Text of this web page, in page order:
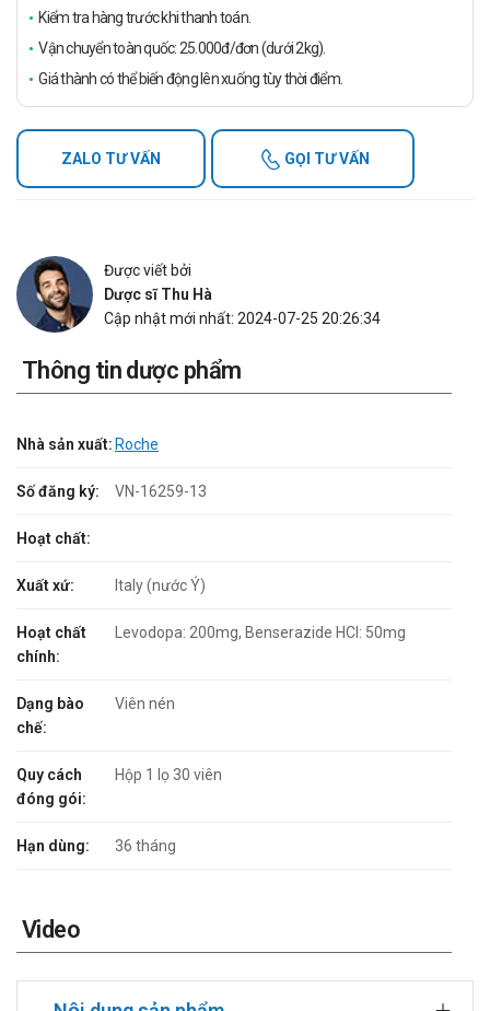
Kiểm tra hàng trước khi thanh toán.
Vận chuyển toàn quốc: 25.000đ/đơn (dưới 2kg).
Giá thành có thể biến động lên xuống tùy thời điểm.
ZALO TƯ VẤN GỌI TƯ VẤN
Được viết bởi
Dược sĩ Thu Hà
Cập nhật mới nhất: 2024-07-25 20:26:34
Thông tin dược phẩm
Nhà sản xuất: Roche
Số đăng ký: VN-16259-13
Hoạt chất:
Xuất xứ: Italy (nước Ý)
Hoạt chất
chính:
Levodopa: 200mg, Benserazide HCl: 50mg
Dạng bào
chế:
Viên nén
Quy cách
đóng gói:
Hộp 1 lọ 30 viên
Hạn dùng: 36 tháng
Video